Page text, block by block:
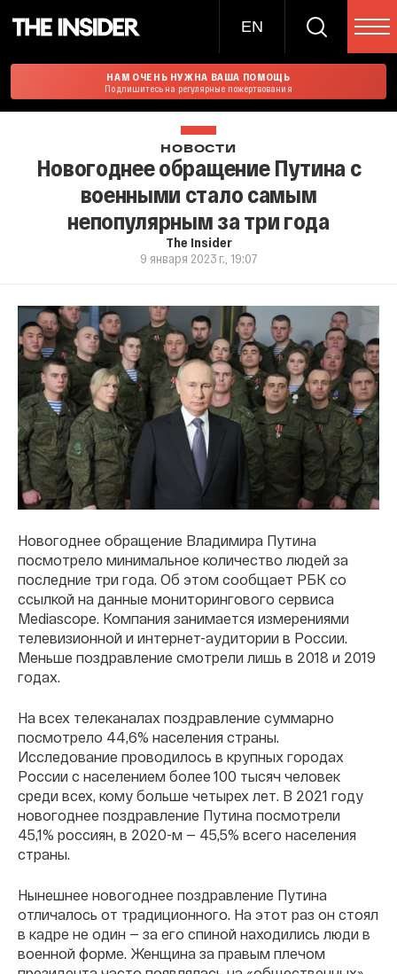
EN
НАМ ОЧЕНЬ НУЖНА ВАША ПОМОЩЬ
Подпишитесь на регулярные пожертвования
НОВОСТИ
Новогоднее обращение Путина с
военными стало самым
непопулярным за три года
The Insider
9 января 2023 г., 19:07
Новогоднее обращение Владимира Путина
посмотрело минимальное количество людей за
последние три года. Об этом сообщает РБК со
ссылкой на данные мониторингового сервиса
Mediascope. Компания занимается измерениями
телевизионной и интернет-аудитории в России.
Меньше поздравление смотрели лишь в 2018 и 2019
годах.
На всех телеканалах поздравление суммарно
посмотрело 44,6% населения страны.
Исследование проводилось в крупных городах
России с населением более 100 тысяч человек
среди всех, кому больше четырех лет. В 2021 году
новогоднее поздравление Путина посмотрели
45,1% россиян, в 2020-м — 45,5% всего населения
страны.
Нынешнее новогоднее поздравление Путина
отличалось от традиционного. На этот раз он стоял
в кадре не один — за его спиной находились люди в
военной форме. Женщина за правым плечом